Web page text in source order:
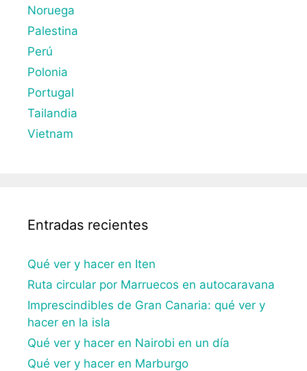
Noruega
Palestina
Perú
Polonia
Portugal
Tailandia
Vietnam
Entradas recientes
Qué ver y hacer en Iten
Ruta circular por Marruecos en autocaravana
Imprescindibles de Gran Canaria: qué ver y
hacer en la isla
Qué ver y hacer en Nairobi en un día
Qué ver y hacer en Marburgo